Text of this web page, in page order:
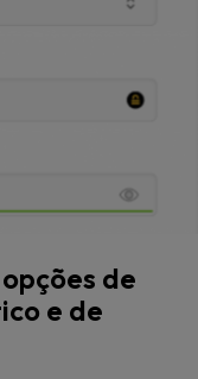
de
e de